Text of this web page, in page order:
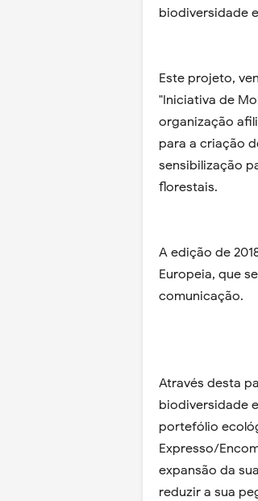
biodiversidade
Este projeto,
"Iniciativa de
organização
para a criação
sensibilização
florestais.
A edição de
Europeia, que
comunicação.
Através desta
biodiversidade
portefólio
Expresso/
expansão da
reduzir a sua